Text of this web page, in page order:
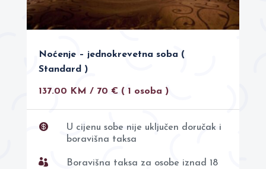
Noćenje – jednokrevetna soba (
Standard )
137.00 KM / 70 € ( 1 osoba )

U cijenu sobe nije uključen doručak i
boravišna taksa

Boravišna taksa za osobe iznad 18